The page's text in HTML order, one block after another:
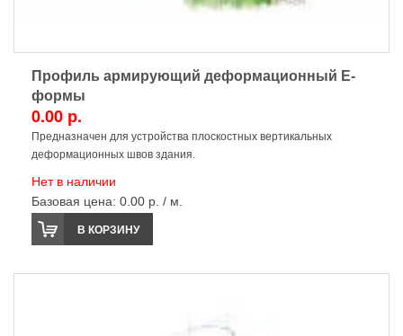
Профиль армирующий деформационный E-
формы
0.00 р.
Предназначен для устройства плоскостных вертикальных
деформационных швов здания.
Нет в наличии
Базовая цена: 0.00 р. / м.
В КОРЗИНУ